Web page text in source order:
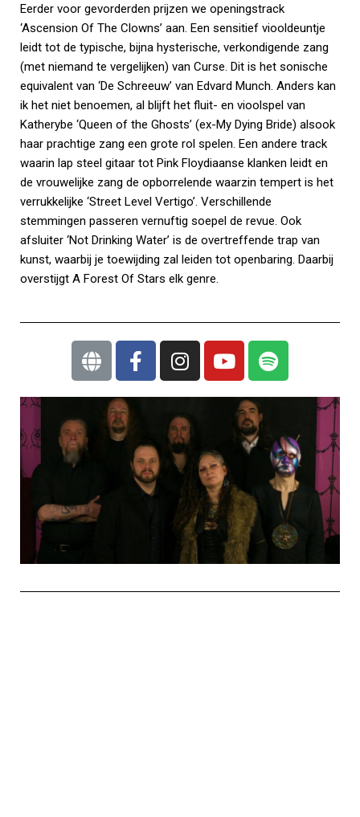
Eerder voor gevorderden prijzen we openingstrack
‘Ascension Of The Clowns’ aan. Een sensitief viooldeuntje
leidt tot de typische, bijna hysterische, verkondigende zang
(met niemand te vergelijken) van Curse. Dit is het sonische
equivalent van ‘De Schreeuw’ van Edvard Munch. Anders kan
ik het niet benoemen, al blijft het fluit- en vioolspel van
Katherybe ‘Queen of the Ghosts’ (ex-My Dying Bride) alsook
haar prachtige zang een grote rol spelen. Een andere track
waarin lap steel gitaar tot Pink Floydiaanse klanken leidt en
de vrouwelijke zang de opborrelende waarzin tempert is het
verrukkelijke ‘Street Level Vertigo’. Verschillende
stemmingen passeren vernuftig soepel de revue. Ook
afsluiter ‘Not Drinking Water’ is de overtreffende trap van
kunst, waarbij je toewijding zal leiden tot openbaring. Daarbij
overstijgt A Forest Of Stars elk genre.